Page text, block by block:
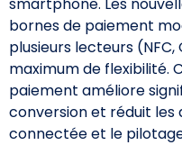
bornes de paiement
plusieurs lecteurs (NFC,
maximum de flexibilité.
paiement améliore
conversion et réduit les
connectée et le